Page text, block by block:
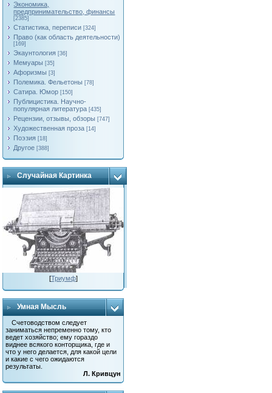
Экономика,
предпринимательство, финансы
[2385]
Статистика, переписи [324]
Право (как область деятельности)
[169]
Экаунтология [36]
Мемуары [35]
Афоризмы [3]
Полемика. Фельетоны [78]
Сатира. Юмор [150]
Публицистика. Научно-
популярная литература [435]
Рецензии, отзывы, обзоры [747]
Художественная проза [14]
Поэзия [18]
Другое [388]
Случайная Картинка
[Триумф]
Умная Мысль
Счетоводством следует
заниматься непременно тому, кто
ведет хозяйство; ему гораздо
виднее всякого конторщика, где и
что у него делается, для какой цели
и какие с чего ожидаются
результаты.
Л. Кривцун